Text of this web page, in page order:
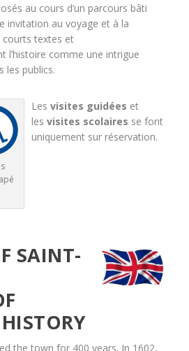
au cours d’un parcours bâti
invitation au voyage et à la
courts textes et
l’histoire comme une intrigue
les publics.
Les visites guidées et
lesvisites scolaires se font
uniquement sur réservation.
SAINT-
the town for 400 years. In 1602,